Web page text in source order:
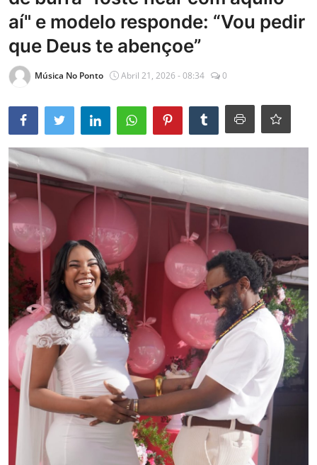
Entrevistas
Mundo
aí" e modelo responde: “Vou pedir
que Deus te abençoe”
Música No Ponto Abril 21, 2026 - 08:34 0